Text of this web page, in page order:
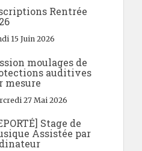
Rentrée
15 Juin 2026
moulages de
auditives
mesure
27 Mai 2026
Stage de
Assistée par